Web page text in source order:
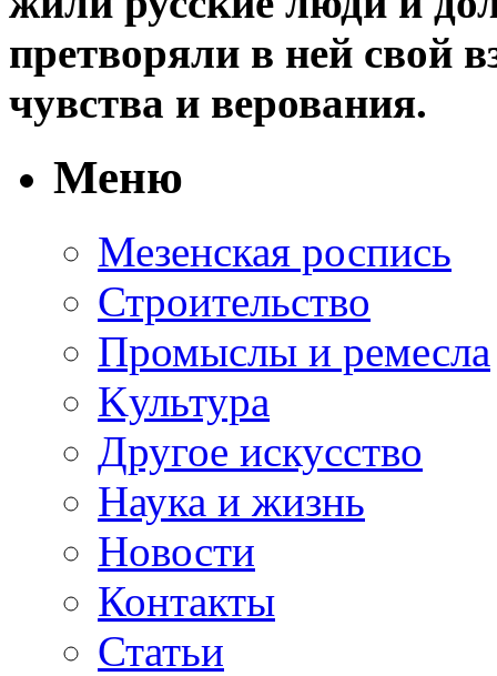
претворяли в ней свой
чувства и верования.
Меню
Мезенская роспись
Строительство
Промыслы и ремесла
Kультура
Другое искусство
Наука и жизнь
Новости
Контакты
Статьи